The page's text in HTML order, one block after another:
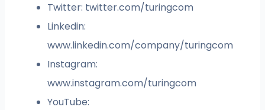
Twitter: twitter.com/turingcom
Linkedin:
www.linkedin.com/company/turingcom
Instagram:
www.instagram.com/turingcom
YouTube: